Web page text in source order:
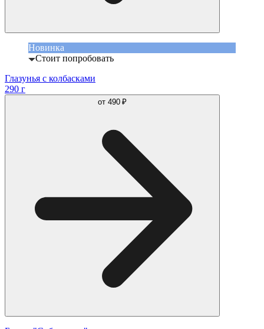
Новинка
Стоит попробовать
Глазунья с колбасками
290 г
от 490 ₽